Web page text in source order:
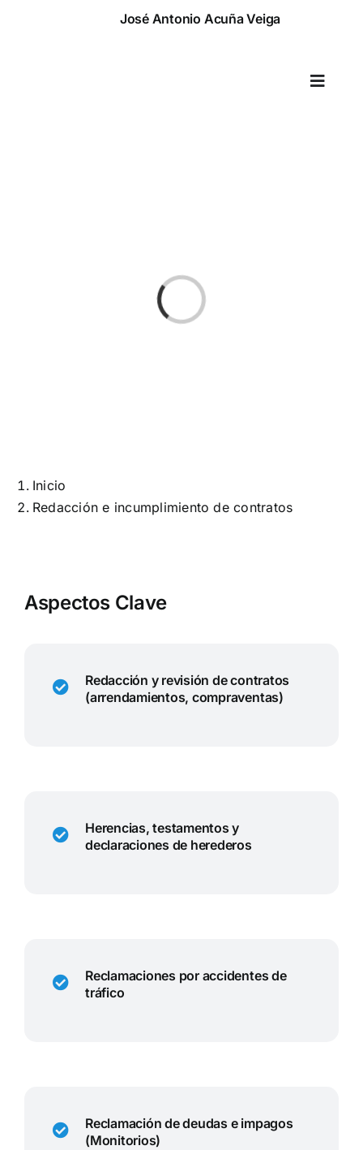
José Antonio Acuña Veiga
Toggle
Cargando...
Inicio
Redacción e incumplimiento de contratos
Aspectos Clave
Redacción y revisión de contratos
(arrendamientos, compraventas)
Herencias, testamentos y
declaraciones de herederos
Reclamaciones por accidentes de
tráfico
Reclamación de deudas e impagos
(Monitorios)